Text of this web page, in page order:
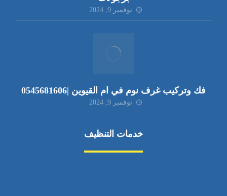
نوفمبر 9, 2024
فك وتركيب غرف نوم في ام القيوين |0545681606
نوفمبر 9, 2024
خدمات التنظيف